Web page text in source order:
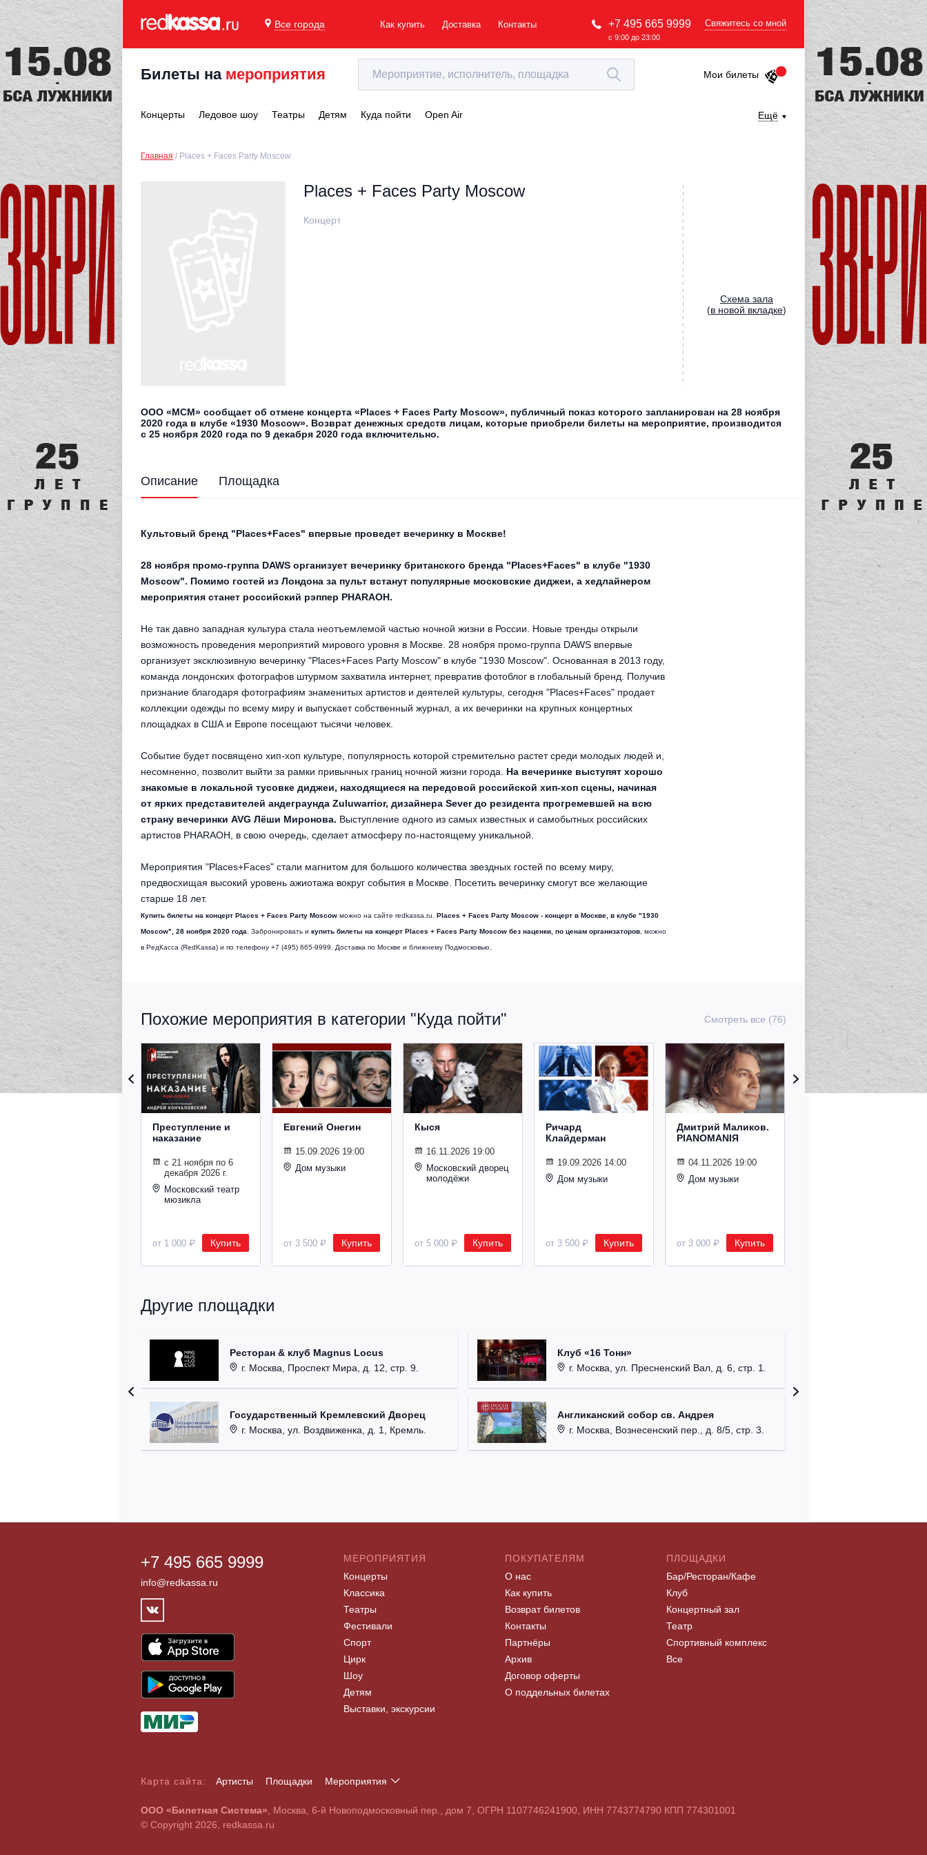
Все города Как купить Доставка Контакты +7 495 665 9999
с 9:00 до 23:00
Свяжитесь со мной
Билеты на мероприятия Мои билеты
Концерты Ледовое шоу Театры Детям Куда пойти Open Air Ещё
Главная Places + Faces Party Moscow
Places + Faces Party Moscow
Концерт
Cхема зала
(в новой вкладке)
ООО «МСМ» сообщает об отмене концерта «Places + Faces Party Moscow», публичный показ которого запланирован на 28 ноября
2020 года в клубе «1930 Moscow». Возврат денежных средств лицам, которые приобрели билеты на мероприятие, производится
с 25 ноября 2020 года по 9 декабря 2020 года включительно.
Описание Площадка
Культовый бренд "Places+Faces" впервые проведет вечеринку в Москве!
28 ноября промо-группа DAWS организует вечеринку британского бренда "Places+Faces" в клубе "1930
Moscow". Помимо гостей из Лондона за пульт встанут популярные московские диджеи, а хедлайнером
мероприятия станет российский рэппер PHARAOH.
Не так давно западная культура стала неотъемлемой частью ночной жизни в России. Новые тренды открыли
возможность проведения мероприятий мирового уровня в Москве. 28 ноября промо-группа DAWS впервые
организует эксклюзивную вечеринку "Places+Faces Party Moscow" в клубе "1930 Moscow". Основанная в 2013 году,
команда лондонских фотографов штурмом захватила интернет, превратив фотоблог в глобальный бренд. Получив
признание благодаря фотографиям знаменитых артистов и деятелей культуры, сегодня "Places+Faces" продает
коллекции одежды по всему миру и выпускает собственный журнал, а их вечеринки на крупных концертных
площадках в США и Европе посещают тысячи человек.
Событие будет посвящено хип-хоп культуре, популярность которой стремительно растет среди молодых людей и,
несомненно, позволит выйти за рамки привычных границ ночной жизни города. На вечеринке выступят хорошо
знакомые в локальной тусовке диджеи, находящиеся на передовой российской хип-хоп сцены, начиная
от ярких представителей андеграунда Zuluwarrior, дизайнера Sever до резидента прогремевшей на всю
страну вечеринки AVG Лёши Миронова. Выступление одного из самых известных и самобытных российских
артистов PHARAOH, в свою очередь, сделает атмосферу по-настоящему уникальной.
Мероприятия "Places+Faces" стали магнитом для большого количества звездных гостей по всему миру,
предвосхищая высокий уровень ажиотажа вокруг события в Москве. Посетить вечеринку смогут все желающие
старше 18 лет.
Купить билеты на концерт Places + Faces Party Moscow можно на сайте redkassa.ru. Places + Faces Party Moscow - концерт в Москве, в клубе "1930
Moscow" 28 ноября 2020 года . Забронировать и купить билеты на концерт Places + Faces Party Moscow без наценки, по ценам организаторов , можно
в РедКасса (RedKassa) и по телефону +7 (495) 665-9999. Доставка по Москве и ближнему Подмосковью
Похожие мероприятия в категории "Куда пойти" Смотреть все (76)
Преступление и
наказание
с 21 ноября по 6
декабря 2026 г.
Московский театр
мюзикла
от 1 000 ₽ Купить
Евгений Онегин
15.09.2026 19:00
Дом музыки
от 3 500 ₽ Купить
Кыся
16.11.2026 19:00
Московский дворец
молодёжи
от 5 000 ₽ Купить
Ричард
Клайдерман
19.09.2026 14:00
Дом музыки
от 3 500 ₽ Купить
Дмитрий Маликов.
PIANOMANIЯ
04.11.2026 19:00
Дом музыки
от 3 000 ₽ Купить
Другие площадки
Ресторан & клуб Magnus Locus
г. Москва, Проспект Мира, д. 12, стр. 9.
Государственный Кремлевский Дворец
г. Москва, ул. Воздвиженка, д. 1, Кремль.
Клуб «16 Тонн»
г. Москва, ул. Пресненский Вал, д. 6, стр. 1.
Англиканский собор св. Андрея
г. Москва, Вознесенский пер., д. 8/5, стр. 3.
+7 495 665 9999
info@redkassa.ru
МЕРОПРИЯТИЯ
Концерты
Классика
Театры
Фестивали
Спорт
Цирк
Шоу
Детям
Выставки, экскурсии
ПОКУПАТЕЛЯМ
О нас
Как купить
Возврат билетов
Контакты
Партнёры
Архив
Договор оферты
О поддельных билетах
ПЛОЩАДКИ
Бар/Ресторан/Кафе
Клуб
Концертный зал
Театр
Спортивный комплекс
Все
Карта сайта: Артисты Площадки
Мероприятия
A B C D E F G H I J K L M N O P Q R S T U V W X Y Z
0 1 2 3 4 5 6 7 8 9
ООО «Билетная Система» , Москва, 6-й Новоподмосковный пер., дом 7, ОГРН 1107746241900, ИНН 7743774790 КПП 774301001
© Copyright 2026, redkassa.ru